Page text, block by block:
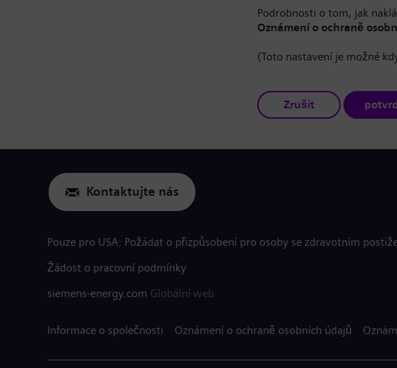
Podrobnosti o tom, jak
Oznámení o ochraně
(Toto nastavení je možné
Zrušit
Kontaktujte nás
Pouze pro USA: Požádat o přizpůsobení pro osoby se zdravotním
Žádost o pracovní podmínky
siemens-energy.com Globální web
Informace o společnosti Oznámení o ochraně osobních údajů